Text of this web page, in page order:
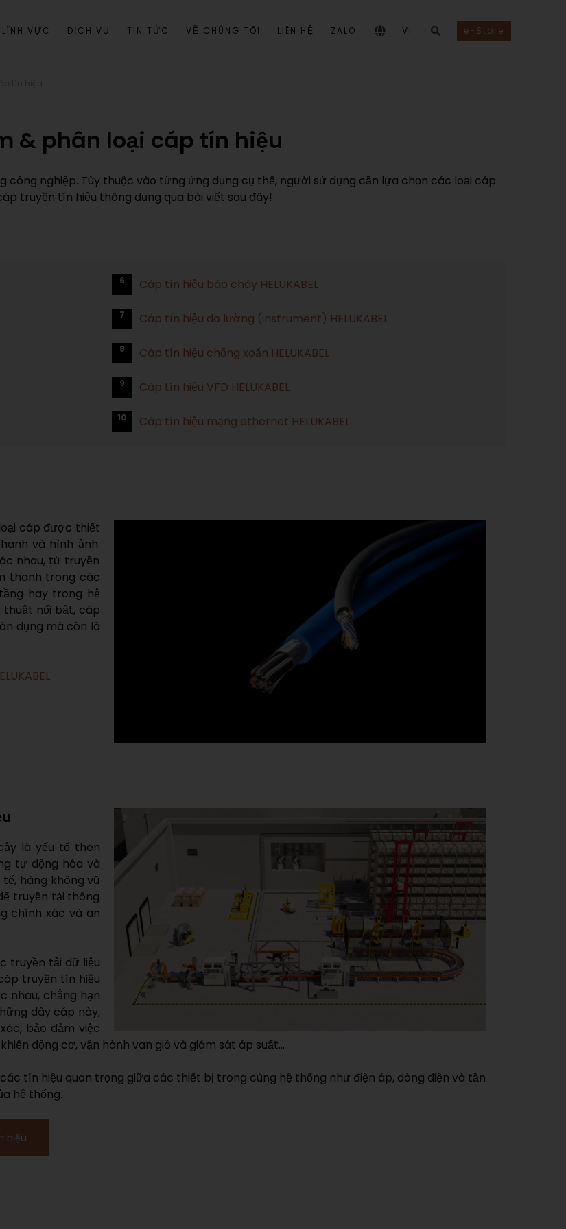
LĨNH VỰC DỊCH VỤ TIN TỨC VỀ CHÚNG TÔI LIÊN HỆ ZALO VI e-Store
& phân loại cáp tín hiệu
nghiệp. Tùy thuộc vào từng ứng dụng cụ thể, người sử dụng cần lựa chọn các loại cáp
truyền tín hiệu thông dụng qua bài viết sau đây!
6 Cáp tín hiệu báo cháy HELUKABEL
7 Cáp tín hiệu đo lường (instrument) HELUKABEL
8 Cáp tín hiệu chống xoắn HELUKABEL
9 Cáp tín hiệu VFD HELUKABEL
10 Cáp tín hiệu mạng ethernet HELUKABEL
cáp được thiết
và hình ảnh.
nhau, từ truyền
thanh trong các
hay trong hệ
nổi bật, cáp
dụng mà còn là
là yếu tố then
tự động hóa và
hàng không vũ
truyền tải thông
chính xác và an
truyền tải dữ liệu
truyền tín hiệu
nhau, chẳng hạn
dây cáp này,
bảo đảm việc
động cơ, vận hành van gió và giám sát áp suất…
tín hiệu quan trọng giữa các thiết bị trong cùng hệ thống như điện áp, dòng điện và tần
hệ thống.
hiệu